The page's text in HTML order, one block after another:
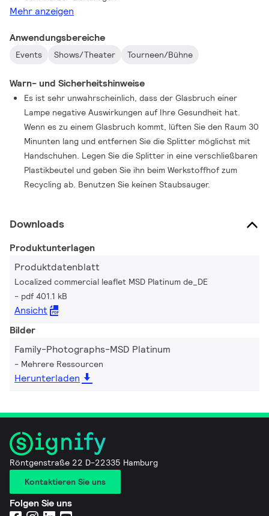
Mehr anzeigen
Anwendungsbereiche
Events Shows/Theater Tourneen/Bühne
Warn- und Sicherheitshinweise
Es ist sehr unwahrscheinlich, dass der Glasbruch einer
Lampe negative Auswirkungen auf Ihre Gesundheit hat.
Wenn es zu einem Glasbruch kommt, lüften Sie den Raum 30
Minunten lang und entfernen Sie die Splitter möglichst mit
Handschuhen. Legen Sie die Splitter in eine verschließbaren
Plastikbeutel und geben Sie ihn beim Werkstoffhof zum
Recycling ab. Benutzen Sie keinen Staubsauger.
Downloads
Produktunterlagen
Produktdatenblatt
Localized commercial leaflet MSD Platinum de_DE
pdf 401.1 kB
Ansicht
Bilder
Family-Photographs-MSD Platinum
Mehrere Ressourcen
Herunterladen
Röntgenstraße 22 D-22335 Hamburg
Kontaktieren Sie uns
Folgen Sie uns